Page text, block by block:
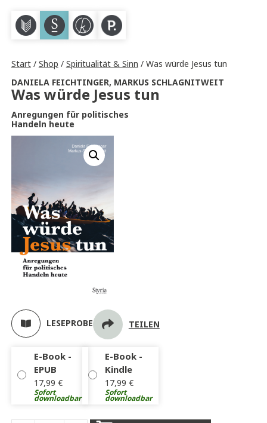
M S K P
Start/ Shop / Spiritualität & Sinn / Was würde Jesus tun
DANIELA FEICHTINGER, MARKUS SCHLAGNITWEIT
Was würde Jesus tun
Anregungen für politisches
Handeln heute
LESEPROBE TEILEN
E-Book -
EPUB
17,99 €
Sofort
downloadbar
E-Book -
Kindle
17,99 €
Sofort
downloadbar